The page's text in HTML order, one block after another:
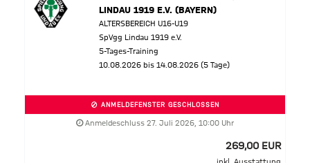
LINDAU 1919 E.V. (BAYERN)
ALTERSBEREICH U16-U19
SpVgg Lindau 1919 e.V.
5-Tages-Training
10.08.2026 bis 14.08.2026 (5 Tage)
ANMELDEFENSTER GESCHLOSSEN
Anmeldeschluss 27. Juli 2026, 10:00 Uhr
269,00 EUR